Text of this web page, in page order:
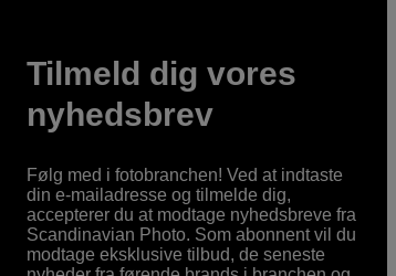
Tilmeld dig vores
nyhedsbrev
Følg med i fotobranchen! Ved at indtaste
din e-mailadresse og tilmelde dig,
accepterer du at modtage nyhedsbreve fra
Scandinavian Photo. Som abonnent vil du
modtage eksklusive tilbud, de seneste